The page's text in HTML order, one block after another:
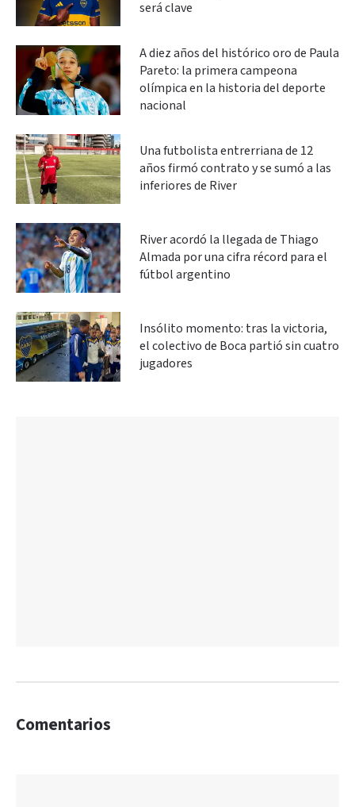
será clave
A diez años del histórico oro de Paula
Pareto: la primera campeona
olímpica en la historia del deporte
nacional
Una futbolista entrerriana de 12
años firmó contrato y se sumó a las
inferiores de River
River acordó la llegada de Thiago
Almada por una cifra récord para el
fútbol argentino
Insólito momento: tras la victoria,
el colectivo de Boca partió sin cuatro
jugadores
Comentarios